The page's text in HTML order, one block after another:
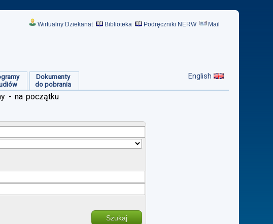
Wirtualny Dziekanat Biblioteka Podręczniki NERW Mail
Dokumenty
do pobrania
English
- na początku
Szukaj